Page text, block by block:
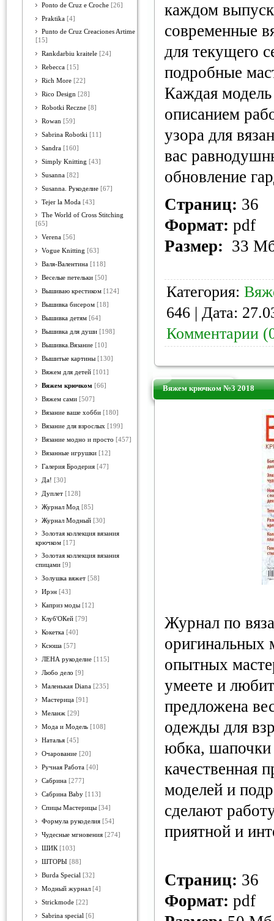
Ponto de Cruz e Croche [26]
Praktika [4]
Punto de Cruz Creaciones Artime
[15]
Rankdarbiu kraitele [24]
Rebecca [15]
Rich More [22]
Rico Design [28]
Robotki Reczne [8]
Rowan [59]
Sabrina Robotki [11]
Sandra [160]
Simply Knitting [43]
Susanna [82]
Susanna. Рукоделие [67]
Tejer la Moda [43]
The World of Cross Stitching
[65]
Verena [56]
Vogue Knitting [63]
Валя-Валентина [118]
Веселые петельки [50]
Вышиваю крестиком [124]
Вышивка бисером [18]
Вышивка детям [64]
Вышивка для души [198]
Вышивка.Вязание [10]
Вышитые картины [130]
Вяжем для детей [101]
Вяжем крючком [66]
Вяжем сами [507]
Вязание ваше хобби [180]
Вязание для взрослых [199]
Вязание модно и просто [457]
Вязанные игрушки [12]
Галерия Бродерия [47]
Да! [30]
Дуплет [128]
Журнал Мод [85]
Журнал Модный [30]
Золотая коллекция вязания
крючком [17]
Золотая коллекция вязания
спицами [9]
Золушка вяжет [58]
Ирэн [43]
Каприз моды [12]
Клуб'ОКей [79]
Кокетка [40]
Ксюша [57]
ЛЕНА рукоделие [115]
Любо дело [9]
Маленькая Diana [235]
Мастерица [91]
Меланж [29]
Мода и Модель [108]
Наталья [45]
Очарование [20]
Ручная Работа [40]
Сабрина [277]
Сабрина Baby [113]
Спицы Мастерицы [34]
Формула рукоделия [54]
Чудесные мгновения [274]
ШИК [103]
ШТОРЫ [88]
Burda Special [32]
Модный журнал [4]
Strickmode [22]
Sabrina special [6]
каждом
современные
для текущего
подробные
Каждая
описанием
узора для
вас
обновление
Страниц: 36
Формат: pdf
Размер: 33
Категория:
646 | Дата:
Комментарии
Вяжем крючком №3 2018
Журнал по
оригинальных
опытных
умеете и
предложена
одежды для
юбка,
качественная
моделей и
сделают
приятной и
Страниц: 36
Формат: pdf